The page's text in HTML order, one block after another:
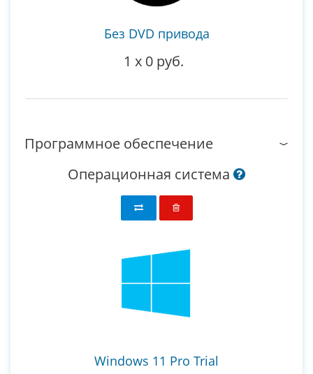
Без DVD привода
1 x 0 руб.
Программное обеспечение
Операционная система
Windows 11 Pro Trial